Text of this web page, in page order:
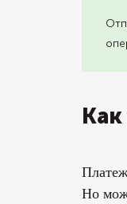
Но